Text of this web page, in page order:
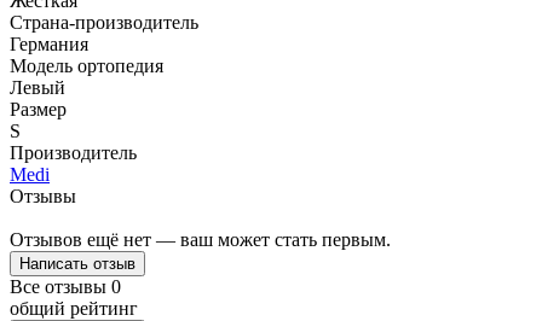
Страна-производитель
Германия
Модель ортопедия
Левый
Размер
S
Производитель
Medi
Отзывы
Отзывов ещё нет — ваш может стать первым.
Написать отзыв
Все отзывы 0
общий рейтинг